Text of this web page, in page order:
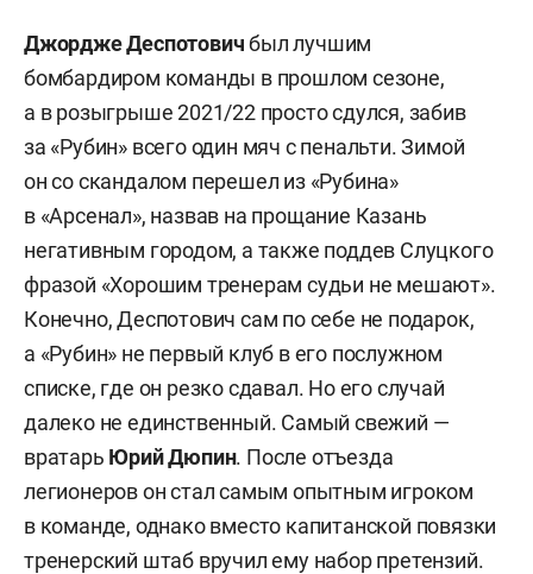
Джордже Деспотовичбыл лучшим
бомбардиром команды в прошлом сезоне,
а в розыгрыше 2021/22 просто сдулся, забив
за «Рубин» всего один мяч с пенальти. Зимой
он со скандалом перешел из «Рубина»
в «Арсенал», назвав на прощание Казань
негативным городом, а также поддев Слуцкого
фразой «Хорошим тренерам судьи не мешают».
Конечно, Деспотович сам по себе не подарок,
а «Рубин» не первый клуб в его послужном
списке, где он резко сдавал. Но его случай
далеко не единственный. Самый свежий —
вратарь Юрий Дюпин. После отъезда
легионеров он стал самым опытным игроком
в команде, однако вместо капитанской повязки
тренерский штаб вручил ему набор претензий.